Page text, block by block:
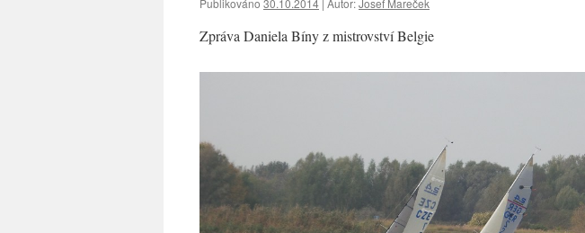
Publikováno 30.10.2014 | Autor:Josef Mareček
Zpráva Daniela Bíny z mistrovství Belgie